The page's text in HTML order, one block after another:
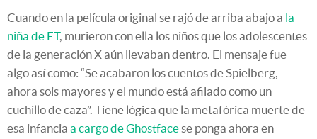
Cuando en la película original se rajó de arriba abajo a la
niña de ET, murieron con ella los niños que los adolescentes
de la generación X aún llevaban dentro. El mensaje fue
algo así como: “Se acabaron los cuentos de Spielberg,
ahora sois mayores y el mundo está afilado como un
cuchillo de caza”. Tiene lógica que la metafórica muerte de
esa infancia a cargo de Ghostfacese ponga ahora en